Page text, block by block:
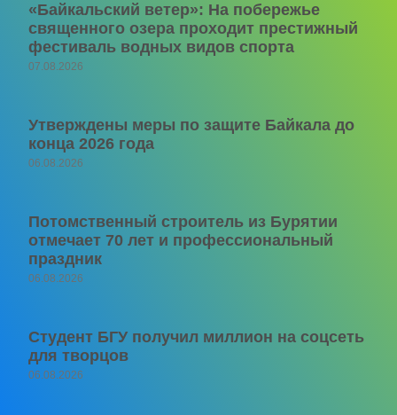
«Байкальский ветер»: На побережье
священного озера проходит престижный
фестиваль водных видов спорта
07.08.2026
Утверждены меры по защите Байкала до
конца 2026 года
06.08.2026
Потомственный строитель из Бурятии
отмечает 70 лет и профессиональный
праздник
06.08.2026
Студент БГУ получил миллион на соцсеть
для творцов
06.08.2026